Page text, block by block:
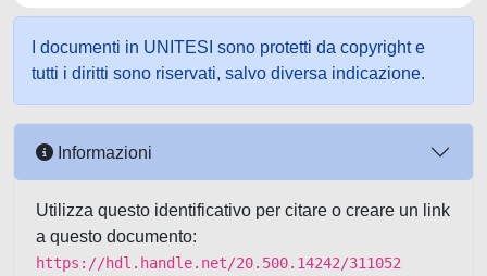
I documenti in UNITESI sono protetti da copyright e
tutti i diritti sono riservati, salvo diversa indicazione.
Informazioni
Utilizza questo identificativo per citare o creare un link
a questo documento:
https://hdl.handle.net/20.500.14242/311052